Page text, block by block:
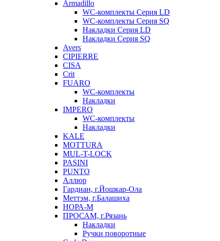
Armadillo
WC-комплекты Серия LD
WC-комплекты Серия SQ
Накладки Серия LD
Накладки Серия SQ
Avers
CIPIERRE
CISA
Crit
FUARO
WC-комплекты
Накладки
IMPERO
WC-комплекты
Накладки
KALE
MOTTURA
MUL-T-LOCK
PASINI
PUNTO
Аллюр
Гардиан, г.Йошкар-Ола
Меттэм, г.Балашиха
НОРА-М
ПРОСАМ, г.Рязань
Накладки
Ручки поворотные